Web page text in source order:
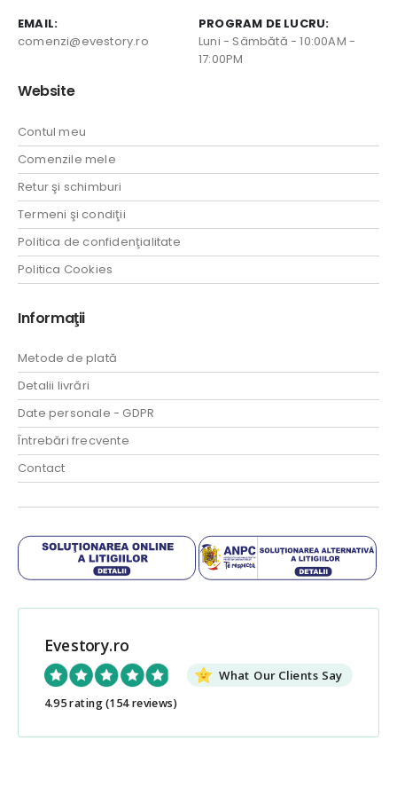
EMAIL:
comenzi@evestory.ro
PROGRAM DE LUCRU:
Luni - Sâmbătă - 10:00AM -
17:00PM
Website
Contul meu
Comenzile mele
Retur şi schimburi
Termeni şi condiţii
Politica de confidenţialitate
Politica Cookies
Informaţii
Metode de plată
Detalii livrări
Date personale - GDPR
Întrebări frecvente
Contact
Evestory.ro
What Our Clients Say
4.95 rating(154 reviews)